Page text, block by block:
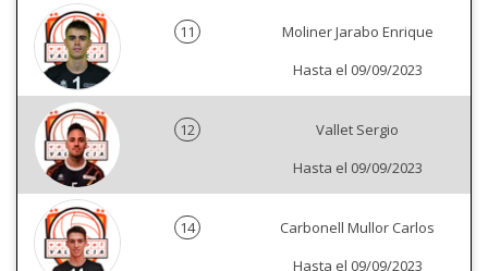
11
Moliner Jarabo Enrique
Hasta el 09/09/2023
12
Vallet Sergio
Hasta el 09/09/2023
14
Carbonell Mullor Carlos
Hasta el 09/09/2023